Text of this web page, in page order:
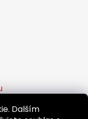
Dalším